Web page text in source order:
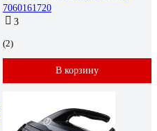
7060161720
3
(2)
В корзину